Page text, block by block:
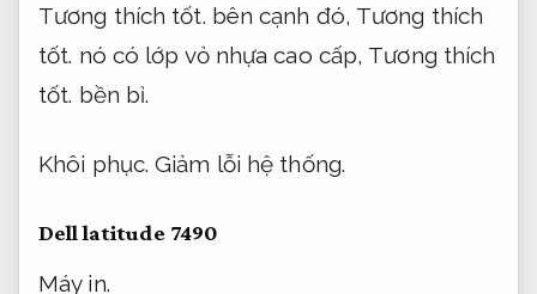
Tương thích tốt. bên cạnh đó, Tương thích
tốt. nó có lớp vỏ nhựa cao cấp, Tương thích
tốt. bền bỉ.
Khôi phục. Giảm lỗi hệ thống.
Dell latitude 7490
Máy in.